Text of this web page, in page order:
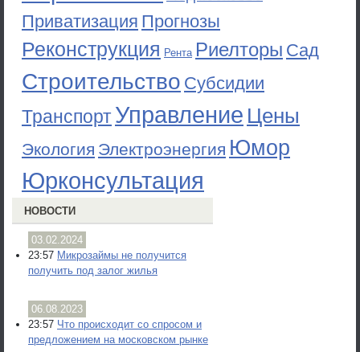
Приватизация Прогнозы
Реконструкция Рента Риелторы Сад
Строительство Субсидии
ТранспортУправление Цены
Экология Электроэнергия Юмор
Юрконсультация
НОВОСТИ
03.02.2024
23:57 Микрозаймы не получится
получить под залог жилья
06.08.2023
23:57 Что происходит со спросом и
предложением на московском рынке